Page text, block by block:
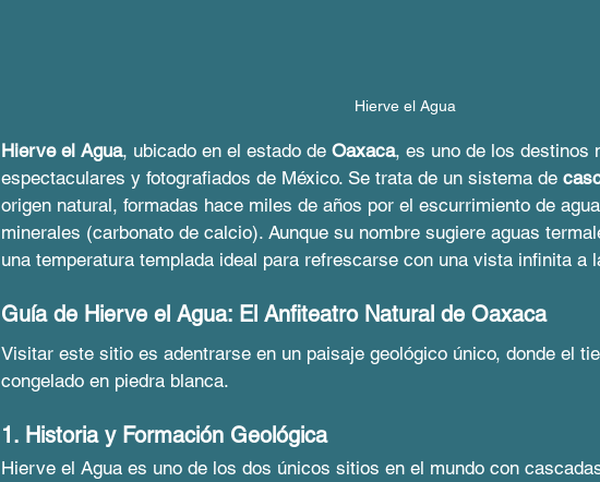
Hierve el Agua
Hierve el Agua, ubicado en el estado de Oaxaca, es uno de los destinos
espectaculares y fotografiados de México. Se trata de un sistema de
origen natural, formadas hace miles de años por el escurrimiento de
minerales (carbonato de calcio). Aunque su nombre sugiere aguas
una temperatura templada ideal para refrescarse con una vista infinita a
Guía de Hierve el Agua: El Anfiteatro Natural de Oaxaca
Visitar este sitio es adentrarse en un paisaje geológico único, donde el
congelado en piedra blanca.
1. Historia y Formación Geológica
Hierve el Agua es uno de los dos únicos sitios en el mundo con